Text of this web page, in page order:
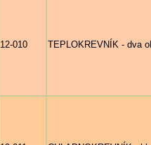
12-010 TEPLOKREVNÍK - dva